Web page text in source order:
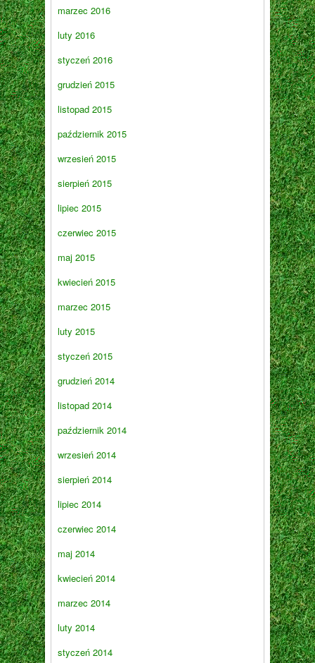
marzec 2016
luty 2016
styczeń 2016
grudzień 2015
listopad 2015
październik 2015
wrzesień 2015
sierpień 2015
lipiec 2015
czerwiec 2015
maj 2015
kwiecień 2015
marzec 2015
luty 2015
styczeń 2015
grudzień 2014
listopad 2014
październik 2014
wrzesień 2014
sierpień 2014
lipiec 2014
czerwiec 2014
maj 2014
kwiecień 2014
marzec 2014
luty 2014
styczeń 2014